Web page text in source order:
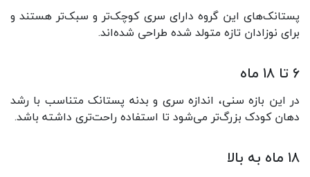
پستانک‌های این گروه دارای سری کوچک‌تر و سبک‌تر هستند و
برای نوزادان تازه متولد شده طراحی شده‌اند.
۶ تا ۱۸ ماه
در این بازه سنی، اندازه سری و بدنه پستانک متناسب با رشد
دهان کودک بزرگ‌تر می‌شود تا استفاده راحت‌تری داشته باشد.
۱۸ ماه به بالا